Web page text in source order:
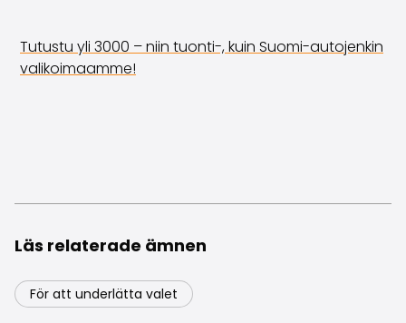
Tutustu yli 3000 – niin tuonti-, kuin Suomi-autojenkin
valikoimaamme!
Läs relaterade ämnen
För att underlätta valet